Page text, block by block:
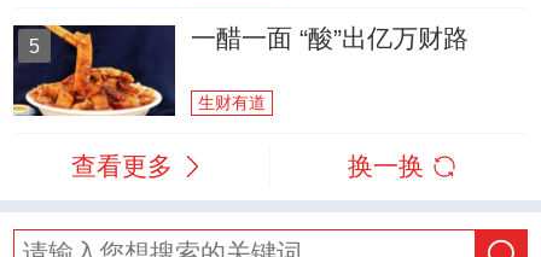
5 一醋一面 “酸”出亿万财路
生财有道
查看更多 换一换